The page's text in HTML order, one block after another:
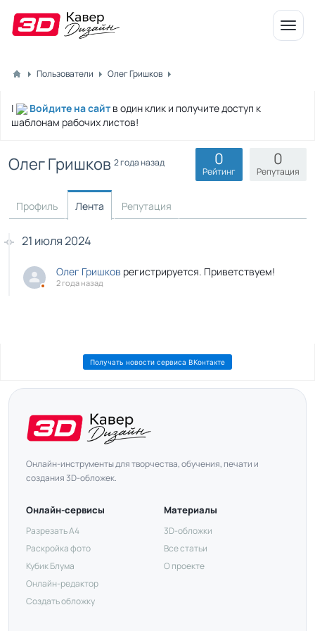
Пользователи Олег Гришков
| Войдите на сайт в один клик и получите доступ к
шаблонам рабочих листов!
Олег Гришков 2 года назад 0
Репутация
0
Рейтинг
Профиль Лента Репутация
21 июля 2024
Олег Гришков регистрируется. Приветствуем!
2 года назад
Получать новости сервиса ВКонтакте
Онлайн-инструменты для творчества, обучения, печати и
создания 3D-обложек.
Онлайн-сервисы
Разрезать А4
Раскройка фото
Кубик Блума
Онлайн-редактор
Создать обложку
Материалы
3D-обложки
Все статьи
О проекте